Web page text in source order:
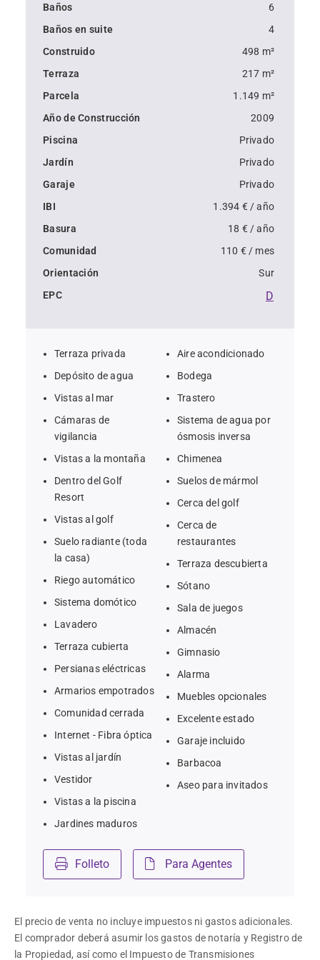
armarios empotrados, cada dormitorio con terraza
privada. Sótano: zona de entretenimiento con área de
TV, gimnasio y mesa de billar, bodega, baño con ducha,
lavandería, garaje para 3 coches con zona de taller
equipada, sala de máquinas y trastero.
¡Visitas altamente recomendadas!
Baños
6
Baños en suite
4
Construido
498 m²
Terraza
217 m²
Parcela
1.149 m²
Año de Construcción
2009
Piscina
Privado
Jardín
Privado
Garaje
Privado
IBI
1.394 € / año
Basura
18 € / año
Comunidad
110 € / mes
Orientación
Sur
EPC
D
Terraza privada
Depósito de agua
Vistas al mar
Cámaras de
vigilancia
Vistas a la montaña
Dentro del Golf
Resort
Vistas al golf
Suelo radiante (toda
la casa)
Riego automático
Sistema domótico
Lavadero
Terraza cubierta
Persianas eléctricas
Armarios empotrados
Comunidad cerrada
Internet - Fibra óptica
Vistas al jardín
Vestidor
Vistas a la piscina
Jardines maduros
Aire acondicionado
Bodega
Trastero
Sistema de agua por
ósmosis inversa
Chimenea
Suelos de mármol
Cerca del golf
Cerca de
restaurantes
Terraza descubierta
Sótano
Sala de juegos
Almacén
Gimnasio
Alarma
Muebles opcionales
Excelente estado
Garaje incluido
Barbacoa
Aseo para invitados
Folleto Para Agentes
El precio de venta no incluye impuestos ni gastos adicionales.
El comprador deberá asumir los gastos de notaría y Registro de
la Propiedad, así como el Impuesto de Transmisiones